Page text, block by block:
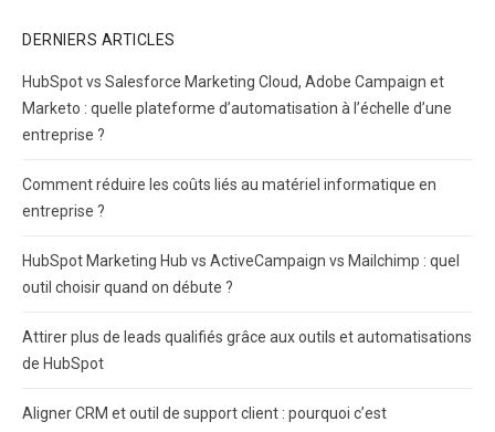
DERNIERS ARTICLES
HubSpot vs Salesforce Marketing Cloud, Adobe Campaign et
Marketo : quelle plateforme d’automatisation à l’échelle d’une
entreprise ?
Comment réduire les coûts liés au matériel informatique en
entreprise ?
HubSpot Marketing Hub vs ActiveCampaign vs Mailchimp : quel
outil choisir quand on débute ?
Attirer plus de leads qualifiés grâce aux outils et automatisations
de HubSpot
Aligner CRM et outil de support client : pourquoi c’est